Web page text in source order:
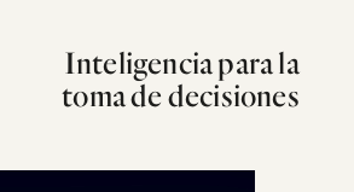
Inteligencia para la
toma de decisiones